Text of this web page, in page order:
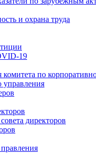
и охрана труда
комитета по
управления
директоров